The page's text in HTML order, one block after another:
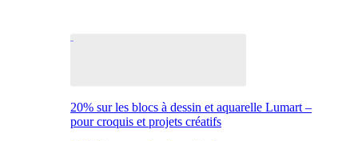
20% sur les blocs à dessin et aquarelle Lumart –
pour croquis et projets créatifs